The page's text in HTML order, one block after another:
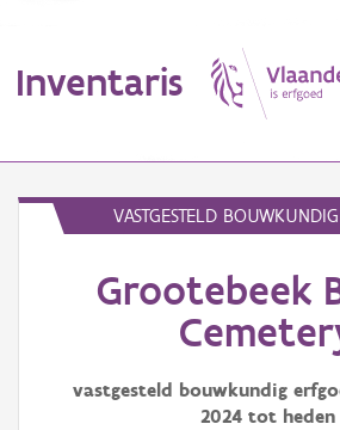
Inventaris
Erfgoedobject
Waarneming
VASTGESTELD
Grootebeek
vastgesteld bouwkundig
2024tot heden